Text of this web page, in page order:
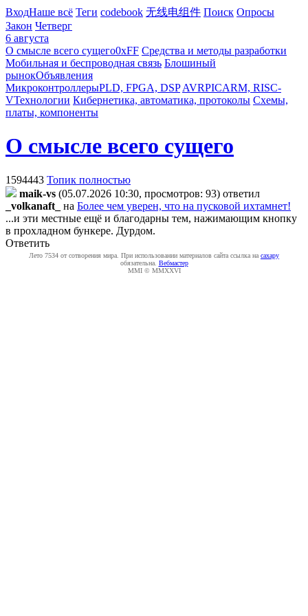
ВходНаше всё Теги codebook 无线电组件 Поиск Опросы
Закон Четверг
6 августа
О смысле всего сущего0xFF Средства и методы разработки
Мобильная и беспроводная связь Блошиный
рынокОбъявления
МикроконтроллерыPLD, FPGA, DSP AVRPICARM, RISC-
VТехнологии Кибернетика, автоматика, протоколы Схемы,
платы, компоненты
О смысле всего сущего
1594443 Топик полностью
maik-vs (05.07.2026 10:30, просмотров: 93) ответил
_volkanaft_
на Более чем уверен, что на пусковой ихтамнет!
...и эти местные ещё и благодарны тем, нажимающим кнопку
в прохладном бункере. Дурдом.
Ответить
Лето 7534 от сотворения мира. При использовании материалов сайта ссылка на caxapу
обязательна. Вебмастер
MMI © MMXXVI